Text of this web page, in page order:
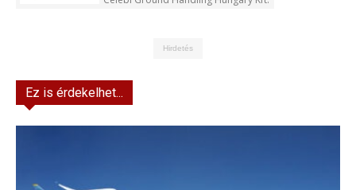
Hirdetés
Ez is érdekelhet...